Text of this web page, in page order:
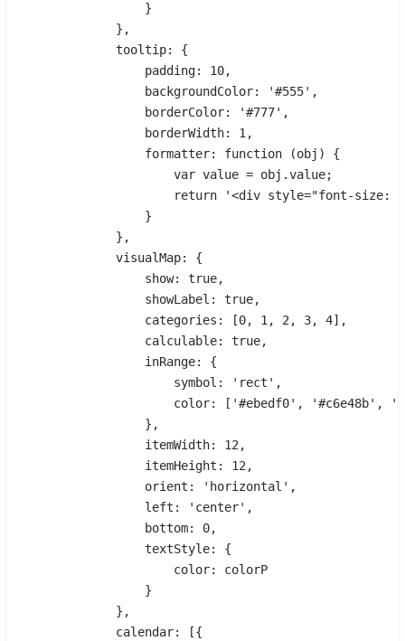
                }
            },
            tooltip: {
                padding: 10,
                backgroundColor: '#555',
                borderColor: '#777',
                borderWidth: 1,
                formatter: function (obj) {
                    var value = obj.value;
return '<div style="font-size:
                }
            },
            visualMap: {
                show: true,
                showLabel: true,
                categories: [0, 1, 2, 3, 4],
                calculable: true,
                inRange: {
                    symbol: 'rect',
color: ['#ebedf0', '#c6e48b',
                },
                itemWidth: 12,
                itemHeight: 12,
                orient: 'horizontal',
                left: 'center',
                bottom: 0,
                textStyle: {
                    color: colorP
                }
            },
            calendar: [{